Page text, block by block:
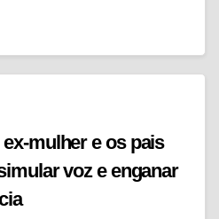
mulher e os pais
voz e enganar